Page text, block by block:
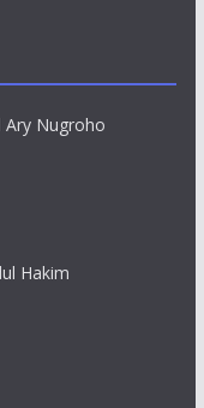
Ary Nugroho
Hakim